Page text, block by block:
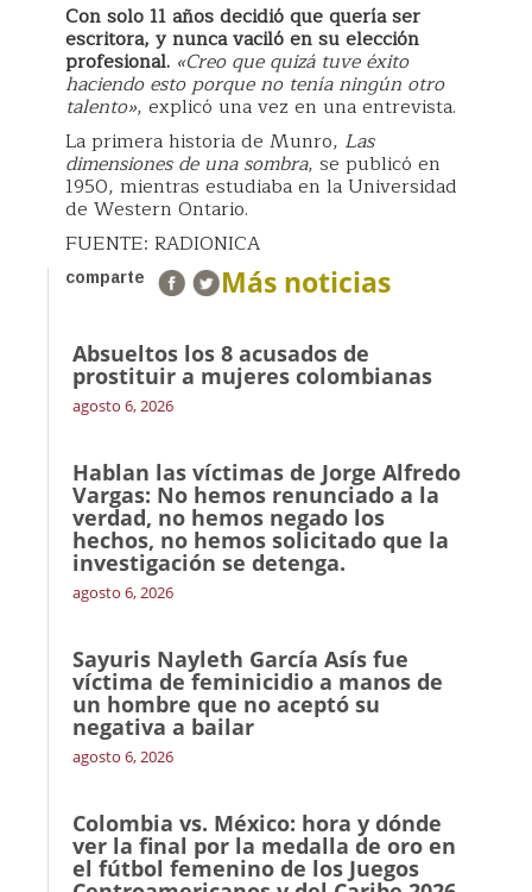
Con solo 11 años decidió que quería ser
escritora, y nunca vaciló en su elección
profesional. «Creo que quizá tuve éxito
haciendo esto porque no tenía ningún otro
talento», explicó una vez en una entrevista.
La primera historia de Munro, Las
dimensiones de una sombra, se publicó en
1950, mientras estudiaba en la Universidad
de Western Ontario.
FUENTE: RADIONICA
comparte Más noticias
Absueltos los 8 acusados de
prostituir a mujeres colombianas
agosto 6, 2026
Hablan las víctimas de Jorge Alfredo
Vargas: No hemos renunciado a la
verdad, no hemos negado los
hechos, no hemos solicitado que la
investigación se detenga.
agosto 6, 2026
Sayuris Nayleth García Asís fue
víctima de feminicidio a manos de
un hombre que no aceptó su
negativa a bailar
agosto 6, 2026
Colombia vs. México: hora y dónde
ver la final por la medalla de oro en
el fútbol femenino de los Juegos